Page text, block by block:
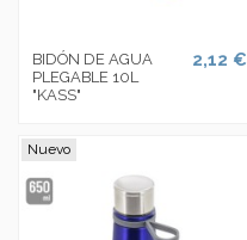
BIDÓN DE AGUA
PLEGABLE 10L
"KASS"
2,12 €
Nuevo